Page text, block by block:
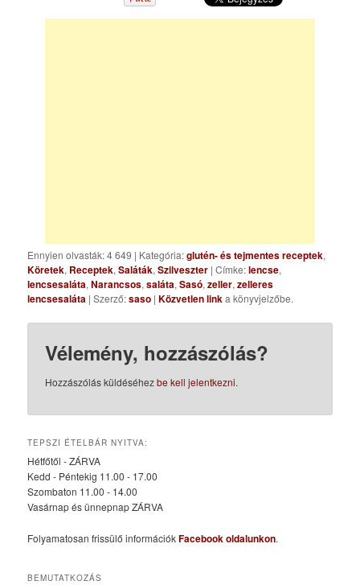
Ennyien olvasták: 4 649 | Kategória:glutén- és tejmentes receptek,
Köretek, Receptek,Saláták,Szilveszter | Címke:lencse,
lencsesaláta,Narancsos,saláta,Sasó,zeller,zelleres
lencsesaláta | Szerző:saso |Közvetlen linka könyvjelzőbe.
Vélemény, hozzászólás?
Hozzászólás küldéséhezbe kell jelentkezni.
TEPSZI ÉTELBÁR NYITVA:
Hétfőtől - ZÁRVA
Kedd - Péntekig 11.00 - 17.00
Szombaton 11.00 - 14.00
Vasárnap és ünnepnap ZÁRVA
Folyamatosan frissülő információkFacebook oldalunkon.
BEMUTATKOZÁS